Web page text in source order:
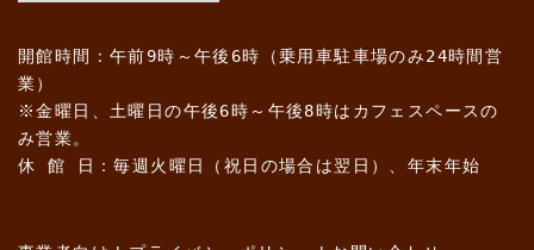
開館時間：午前9時～午後6時（乗用車駐車場のみ24時間営
業）
※金曜日、土曜日の午後6時～午後8時はカフェスペースの
み営業。
休 館 日：毎週火曜日（祝日の場合は翌日）、年末年始